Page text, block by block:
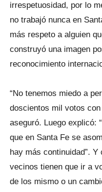
irrespetuosidad, por lo
no trabajó nunca en
más respeto a alguien
construyó una imagen
reconocimiento
“No tenemos miedo a
doscientos mil votos
aseguró. Luego explicó:
que en Santa Fe se
hay más continuidad”.
vecinos tienen que ir a
de los mismo o un